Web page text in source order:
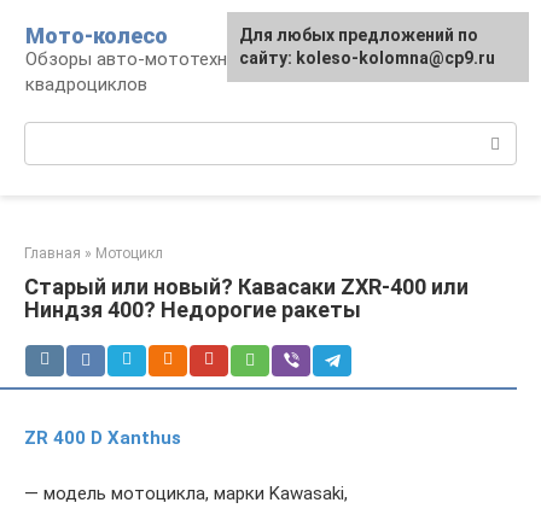
контенту
Мото-колесо
Обзоры авто-мототехники, снегоходов,
квадроциклов
Главная » Мотоцикл
Старый или новый? Кавасаки ZXR-400 или
Ниндзя 400? Недорогие ракеты
ZR 400 D Xanthus
— модель мотоцикла, марки Kawasaki,
Для любых предложений по
сайту: koleso-kolomna@cp9.ru